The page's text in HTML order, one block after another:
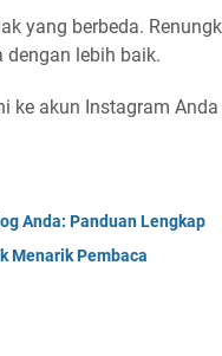
yang berbeda.
lebih baik.
ke akun Instagram
Anda: Panduan Lengkap
Menarik Pembaca